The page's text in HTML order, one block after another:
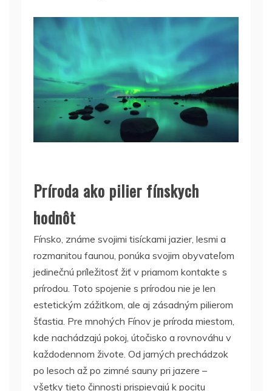
Príroda ako pilier fínskych
hodnôt
Fínsko, známe svojimi tisíckami jazier, lesmi a
rozmanitou faunou, ponúka svojim obyvateľom
jedinečnú príležitosť žiť v priamom kontakte s
prírodou. Toto spojenie s prírodou nie je len
estetickým zážitkom, ale aj zásadným pilierom
šťastia. Pre mnohých Fínov je príroda miestom,
kde nachádzajú pokoj, útočisko a rovnováhu v
každodennom živote. Od jarných prechádzok
po lesoch až po zimné sauny pri jazere –
všetky tieto činnosti prispievajú k pocitu